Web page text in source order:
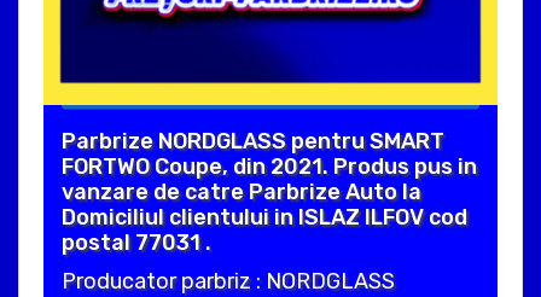
Parbrize NORDGLASS pentru SMART
FORTWO Coupe, din 2021. Produs pus in
vanzare de catre Parbrize Auto la
Domiciliul clientului in ISLAZ ILFOV cod
postal 77031 .
Producator parbriz : NORDGLASS